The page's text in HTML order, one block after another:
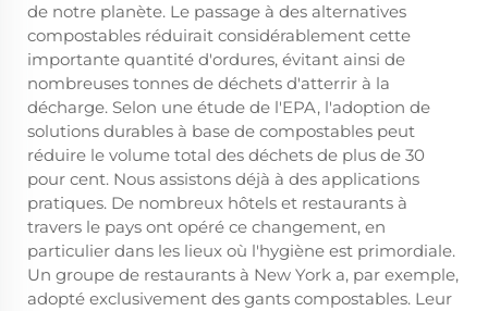
de notre planète. Le passage à des alternatives
compostables réduirait considérablement cette
importante quantité d'ordures, évitant ainsi de
nombreuses tonnes de déchets d'atterrir à la
décharge. Selon une étude de l'EPA, l'adoption de
solutions durables à base de compostables peut
réduire le volume total des déchets de plus de 30
pour cent. Nous assistons déjà à des applications
pratiques. De nombreux hôtels et restaurants à
travers le pays ont opéré ce changement, en
particulier dans les lieux où l'hygiène est primordiale.
Un groupe de restaurants à New York a, par exemple,
adopté exclusivement des gants compostables. Leur